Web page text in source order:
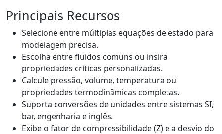
Principais Recursos
Selecione entre múltiplas equações de estado para
modelagem precisa.
Escolha entre fluidos comuns ou insira
propriedades críticas personalizadas.
Calcule pressão, volume, temperatura ou
propriedades termodinâmicas completas.
Suporta conversões de unidades entre sistemas SI,
bar, engenharia e inglês.
Exibe o fator de compressibilidade (Z) e a desvio do